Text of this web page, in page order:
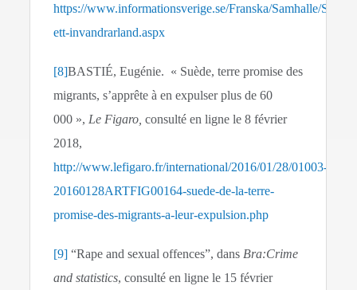
https://www.informationsverige.se/Franska/Samhalle/
ett-invandrarland.aspx
[8]BASTIÉ, Eugénie. « Suède, terre promise des
migrants, s’apprête à en expulser plus de 60
000 », Le Figaro, consulté en ligne le 8 février
2018,
http://www.lefigaro.fr/international/2016/01/28/01003-
20160128ARTFIG00164-suede-de-la-terre-
promise-des-migrants-a-leur-expulsion.php
[9] “Rape and sexual offences”, dans Bra:Crime
and statistics, consulté en ligne le 15 février